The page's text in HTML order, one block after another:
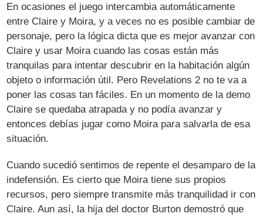
En ocasiones el juego intercambia automáticamente
entre Claire y Moira, y a veces no es posible cambiar de
personaje, pero la lógica dicta que es mejor avanzar con
Claire y usar Moira cuando las cosas están más
tranquilas para intentar descubrir en la habitación algún
objeto o información útil. Pero Revelations 2 no te va a
poner las cosas tan fáciles. En un momento de la demo
Claire se quedaba atrapada y no podía avanzar y
entonces debías jugar como Moira para salvarla de esa
situación.
Cuando sucedió sentimos de repente el desamparo de la
indefensión. Es cierto que Moira tiene sus propios
recursos, pero siempre transmite más tranquilidad ir con
Claire. Aun así, la hija del doctor Burton demostró que